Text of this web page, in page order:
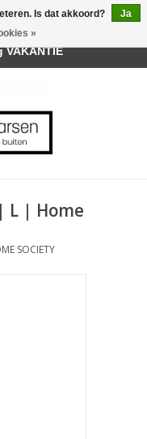
L | Home
SOCIETY
Is dat akkoord?
Ja
»
| Belvederelaan 107